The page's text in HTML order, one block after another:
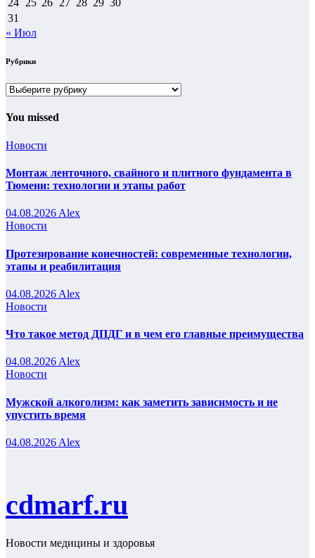
24 25 26 27 28 29 30
31
« Июл
Рубрики
Рубрики
You missed
Новости
Монтаж ленточного, свайного и плитного фундамента в
Тюмени: технологии и этапы работ
04.08.2026 Alex
Новости
Протезирование конечностей: современные технологии,
этапы и реабилитация
04.08.2026 Alex
Новости
Что такое метод ДПДГ и в чем его главные преимущества
04.08.2026 Alex
Новости
Мужской алкоголизм: как заметить зависимость и не
упустить время
04.08.2026 Alex
cdmarf.ru
Новости медицины и здоровья